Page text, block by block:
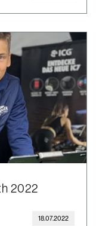
2022
18.07.2022